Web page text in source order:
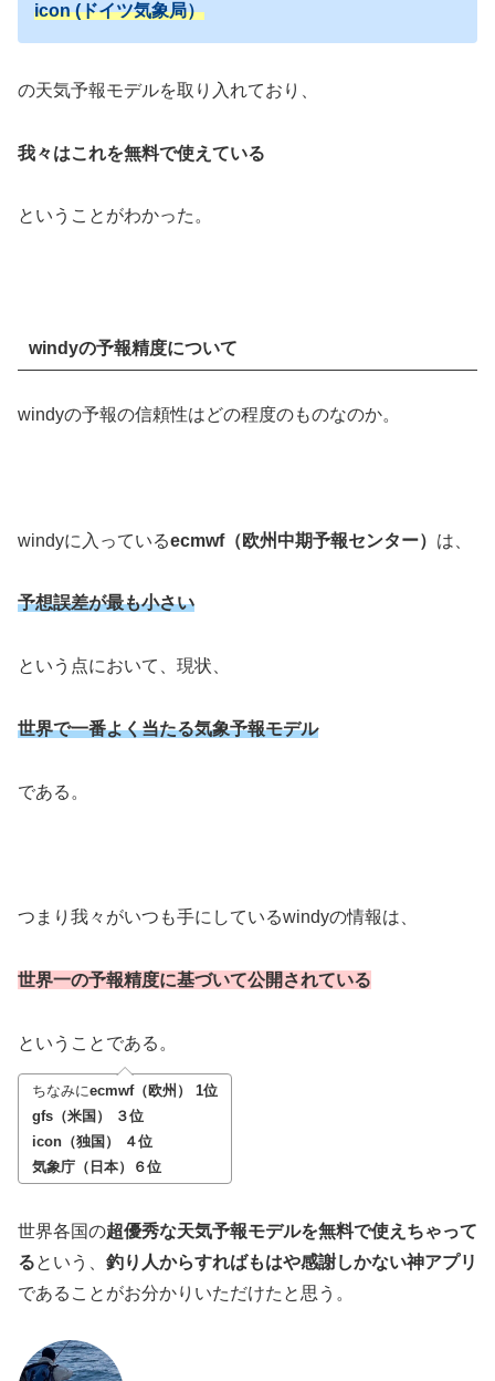
icon (ドイツ気象局）
の天気予報モデルを取り入れており、
我々はこれを無料で使えている
ということがわかった。
windyの予報精度について
windyの予報の信頼性はどの程度のものなのか。
windyに入っているecmwf（欧州中期予報センター） は、
予想誤差が最も小さい
という点において、現状、
世界で一番よく当たる気象予報モデル
である。
つまり我々がいつも手にしているwindyの情報は、
世界一の予報精度に基づいて公開されている
ということである。
ちなみにecmwf（欧州） 1位
gfs（米国） ３位
icon（独国） ４位
気象庁（日本）６位
世界各国の超優秀な天気予報モデルを無料で使えちゃって
るという、 釣り人からすればもはや感謝しかない神アプリ
であることがお分かりいただけたと思う。